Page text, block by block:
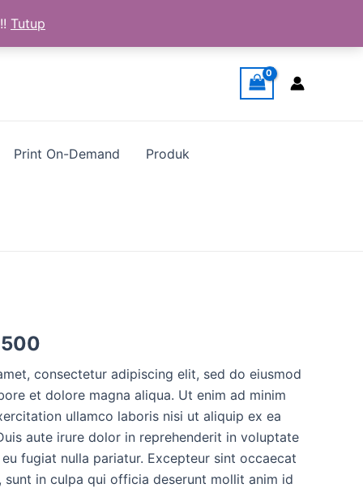
Tutup
Print On-Demand Produk
ini
adalah:
Rp12.500.
consectetur adipiscing elit, sed do eiusmod
et dolore magna aliqua. Ut enim ad minim
ullamco laboris nisi ut aliquip ex ea
aute irure dolor in reprehenderit in voluptate
fugiat nulla pariatur. Excepteur sint occaecat
in culpa qui officia deserunt mollit anim id